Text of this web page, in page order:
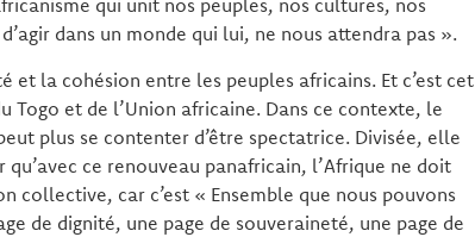
qui unit nos peuples, nos cultures, nos
dans un monde qui lui, ne nous attendra pas ».
la cohésion entre les peuples africains. Et c’est cet
Togo et de l’Union africaine. Dans ce contexte, le
plus se contenter d’être spectatrice. Divisée, elle
ce renouveau panafricain, l’Afrique ne doit
collective, car c’est « Ensemble que nous pouvons
de dignité, une page de souveraineté, une page de